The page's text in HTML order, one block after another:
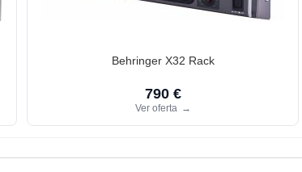
Behringer X32 Rack
790 €
Ver oferta →